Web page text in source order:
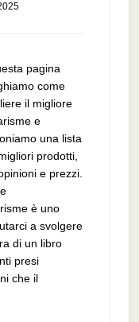
pagina
come
il migliore
e
una lista
prodotti,
e prezzi.
è uno
a svolgere
di un libro
presi
che il